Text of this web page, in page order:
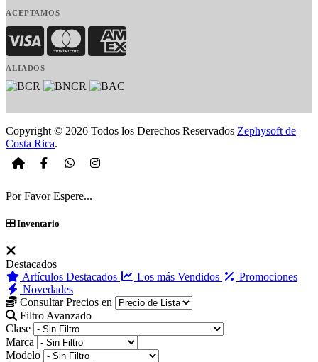
ACEPTAMOS
Visa MasterCardAmerican Express
ALIADOS
Copyright © 2026 Todos los Derechos Reservados Zephysoft de
Costa Rica.
Por Favor Espere...
Inventario
Destacados
Artículos Destacados
Los más Vendidos
Promociones
Novedades
Consultar Precios en
Filtro Avanzado
Clase
Marca
Modelo